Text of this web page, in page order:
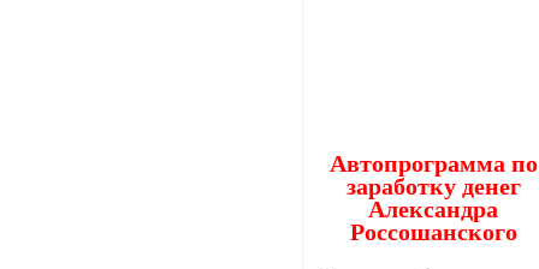
Автопрограмма по
заработку денег
Александра
Россошанского